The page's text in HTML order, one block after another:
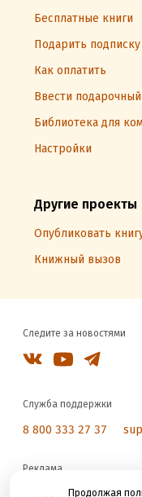
Продолжая
Бесплатные книги
Подарить подписку
Как оплатить
Ввести
Библиотека для
Настройки
Другие проекты
Опубликовать
Книжный вызов
Следите за новостями
Служба поддержки
8 800 333 27 37
Реклама
reklama@litres.ru